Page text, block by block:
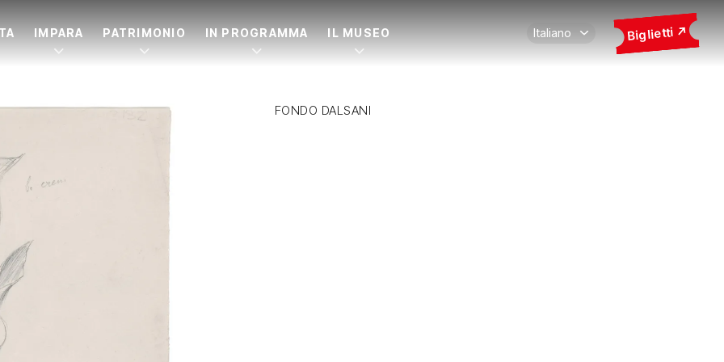
IMPARA PATRIMONIO IN PROGRAMMA IL MUSEO Biglietti
FONDO DALSANI